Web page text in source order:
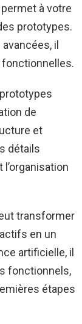
à votre
prototypes.
il
de
et
détails
transformer
en un
artificielle, il
fonctionnels,
étapes